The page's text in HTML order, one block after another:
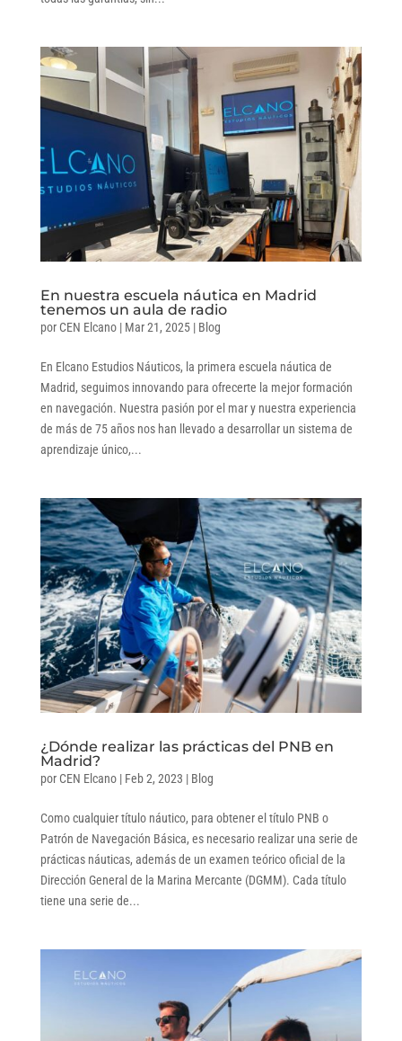
En nuestra escuela náutica en Madrid
tenemos un aula de radio
por CEN Elcano| Mar 21, 2025| Blog
En Elcano Estudios Náuticos, la primera escuela náutica de
Madrid, seguimos innovando para ofrecerte la mejor formación
en navegación. Nuestra pasión por el mar y nuestra experiencia
de más de 75 años nos han llevado a desarrollar un sistema de
aprendizaje único,...
¿Dónde realizar las prácticas del PNB en
Madrid?
por CEN Elcano| Feb 2, 2023 | Blog
Como cualquier título náutico, para obtener el título PNB o
Patrón de Navegación Básica, es necesario realizar una serie de
prácticas náuticas, además de un examen teórico oficial de la
Dirección General de la Marina Mercante (DGMM). Cada título
tiene una serie de...